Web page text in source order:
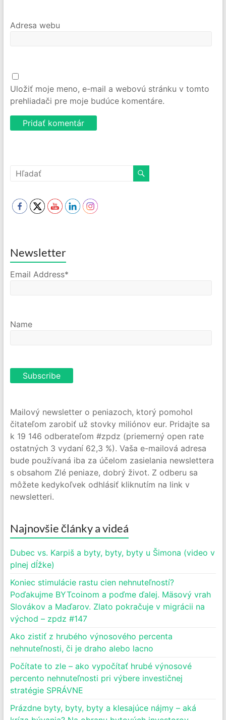
Adresa webu
Uložiť moje meno, e-mail a webovú stránku v tomto
prehliadači pre moje budúce komentáre.
Newsletter
Email Address*
Name
Mailový newsletter o peniazoch, ktorý pomohol
čitateľom zarobiť už stovky miliónov eur. Pridajte sa
k 19 146 odberateľom #zpdz (priemerný open rate
ostatných 3 vydaní 62,3 %). Vaša e-mailová adresa
bude používaná iba za účelom zasielania newslettera
s obsahom Zlé peniaze, dobrý život. Z odberu sa
môžete kedykoľvek odhlásiť kliknutím na link v
newsletteri.
Najnovšie články a videá
Dubec vs. Karpiš a byty, byty, byty u Šimona (video v
plnej dĺžke)
Koniec stimulácie rastu cien nehnuteľností?
Poďakujme BYTcoinom a poďme ďalej. Mäsový vrah
Slovákov a Maďarov. Zlato pokračuje v migrácii na
východ – zpdz #147
Ako zistiť z hrubého výnosového percenta
nehnuteľnosti, či je draho alebo lacno
Počítate to zle – ako vypočítať hrubé výnosové
percento nehnuteľnosti pri výbere investičnej
stratégie SPRÁVNE
Prázdne byty, byty, byty a klesajúce nájmy – aká